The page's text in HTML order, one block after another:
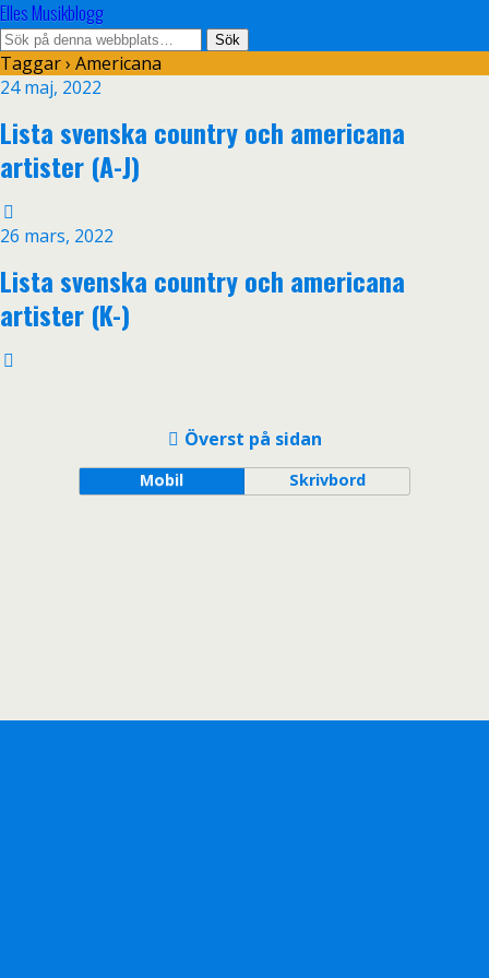
Elles Musikblogg
Taggar › Americana
24 maj, 2022
Lista svenska country och americana
artister (A-J)
26 mars, 2022
Lista svenska country och americana
artister (K-)
Överst på sidan
Mobil Skrivbord